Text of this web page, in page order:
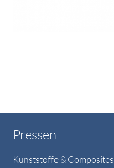
Pressen
Kunststoffe & Composites